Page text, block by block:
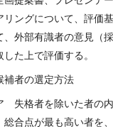
リングについて、評価
、外部有識者の意見（
した上で評価する。
補者の選定方法
失格者を除いた者の
総合点が最も高い者を